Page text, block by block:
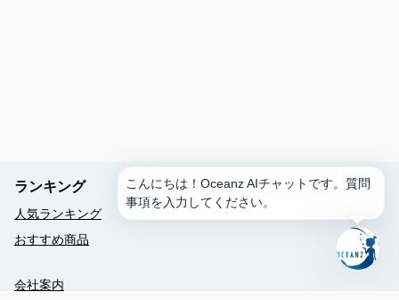
ランキング
人気ランキング
おすすめ商品
会社案内
こんにちは！Oceanz AIチャットです。質問
事項を入力してください。
ビ
テ
ィ
を